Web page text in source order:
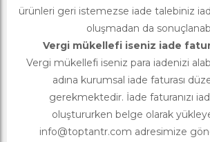
ürünleri geri istemezse iade talebiniz
oluşmadan da
Vergi mükellefi iseniz iade
Vergi mükellefi iseniz para iadenizi
adına kurumsal iade faturası
gerekmektedir. İade faturanızı
oluştururken belge olarak
info@toptantr.com adresimize